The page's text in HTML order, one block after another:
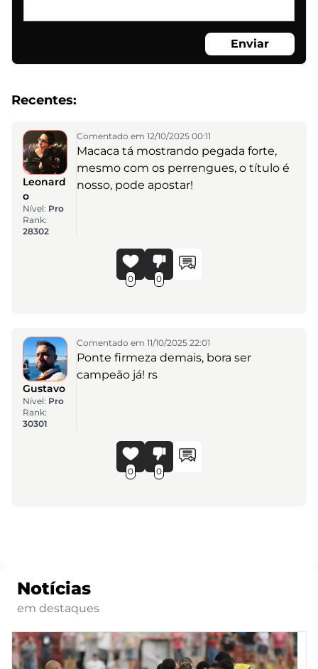
Enviar
Recentes:
Leonard
o
Nível: Pro
Rank:
28302
Comentado em 12/10/2025 00:11
Macaca tá mostrando pegada forte,
mesmo com os perrengues, o título é
nosso, pode apostar!
0 0
Gustavo
Nível: Pro
Rank:
30301
Comentado em 11/10/2025 22:01
Ponte firmeza demais, bora ser
campeão já! rs
0 0
Notícias
em destaques